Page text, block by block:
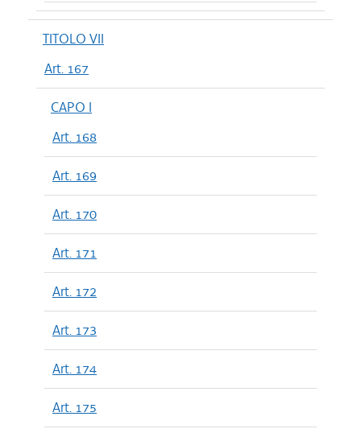
TITOLO VII
Art. 167
CAPO I
Art. 168
Art. 169
Art. 170
Art. 171
Art. 172
Art. 173
Art. 174
Art. 175